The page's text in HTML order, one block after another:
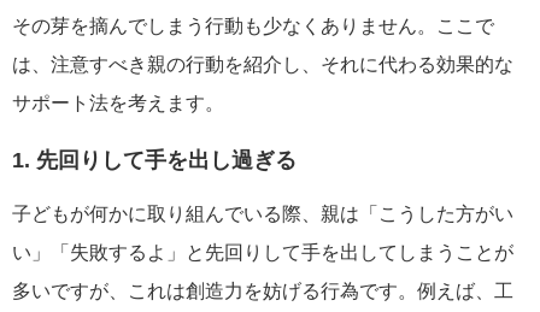
その芽を摘んでしまう行動も少なくありません。ここで
は、注意すべき親の行動を紹介し、それに代わる効果的な
サポート法を考えます。
1. 先回りして手を出し過ぎる
子どもが何かに取り組んでいる際、親は「こうした方がい
い」「失敗するよ」と先回りして手を出してしまうことが
多いですが、これは創造力を妨げる行為です。例えば、工